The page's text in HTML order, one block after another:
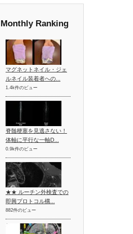
Monthly Ranking
マグネットネイル・ジェ
ルネイル装着者への...
1.4k件のビュー
脊髄梗塞を見逃さない！
体軸に平行な一軸D...
0.9k件のビュー
★★ ルーチン外検査での
即興プロトコル構...
882件のビュー